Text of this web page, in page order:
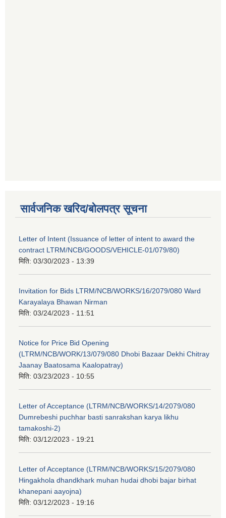
सार्वजनिक खरिद/बोलपत्र सूचना
Letter of Intent (Issuance of letter of intent to award the
contract LTRM/NCB/GOODS/VEHICLE-01/079/80)
मिति: 03/30/2023 - 13:39
Invitation for Bids LTRM/NCB/WORKS/16/2079/080 Ward
Karayalaya Bhawan Nirman
मिति: 03/24/2023 - 11:51
Notice for Price Bid Opening
(LTRM/NCB/WORK/13/079/080 Dhobi Bazaar Dekhi Chitray
Jaanay Baatosama Kaalopatray)
मिति: 03/23/2023 - 10:55
Letter of Acceptance (LTRM/NCB/WORKS/14/2079/080
Dumrebeshi puchhar basti sanrakshan karya likhu
tamakoshi-2)
मिति: 03/12/2023 - 19:21
Letter of Acceptance (LTRM/NCB/WORKS/15/2079/080
Hingakhola dhandkhark muhan hudai dhobi bajar birhat
khanepani aayojna)
मिति: 03/12/2023 - 19:16